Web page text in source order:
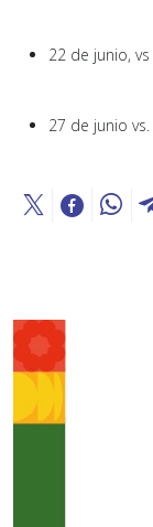
22 de junio, vs
27 de junio vs.